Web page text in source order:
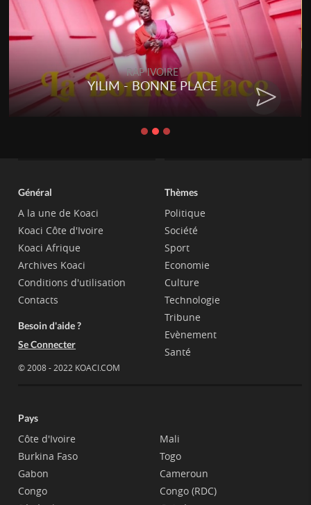
RAP IVOIRE
YILIM - BONNE PLACE
Général
A la une de Koaci
Koaci Côte d'Ivoire
Koaci Afrique
Archives Koaci
Conditions d'utilisation
Contacts
Besoin d'aide ?
Se Connecter
© 2008 - 2022 KOACI.COM
Thèmes
Politique
Société
Sport
Economie
Culture
Technologie
Tribune
Evènement
Santé
Pays
Côte d'Ivoire
Burkina Faso
Gabon
Congo
Mali
Togo
Cameroun
Congo (RDC)